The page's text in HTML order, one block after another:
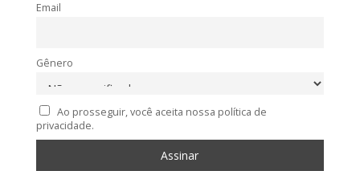
Email
Gênero
Ao prosseguir, você aceita nossa política de
privacidade.